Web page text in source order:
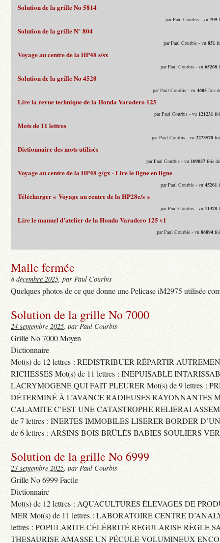
Solution de la grille No 5814
par Paul Courbis - vu709
Solution de la grille N° 804
par Paul Courbis - vu851
Voyage au centre de la HP48 s/sx
par Paul Courbis - vu65268
Solution de la grille No 4520
par Paul Courbis - vu4605 fois
Lire la revue technique de la Honda Varadero 125
par Paul Courbis - vu 121231
Mots de 11 lettres
par Paul Courbis - vu2273578
Dictionnaire des mots utilisés
par Paul Courbis - vu 109037 fois
Voyage au centre de la HP48 g/gx - Lire le ligne en ligne
par Paul Courbis - vu45261
Télécharger « Voyage au centre de la HP28c/s »
par Paul Courbis - vu 11378
Lire le manuel d’atelier de la Honda Varadero 125 v1
par Paul Courbis - vu86894
Malle fermée
8 décembre 2025, par Paul Courbis
Quelques photos de ce que donne une Pelicase iM2975 utilisée
Solution de la grille No 7000
24 septembre 2025, par Paul Courbis
Grille No 7000 Moyen
Dictionnaire
Mot(s) de 12 lettres : REDISTRIBUER RÉPARTIR
RICHESSES Mot(s) de 11 lettres : INEPUISABLE
LACRYMOGENE QUI FAIT PLEURER Mot(s) de 9 lettres :
DÉTERMINÉ À L’AVANCE RADIEUSES RAYONNANTES
CALAMITE C’EST UNE CATASTROPHE RELIERAI
de 7 lettres : INERTES IMMOBILES LISERER BORDER
de 6 lettres : ARSINS BOIS BRÛLÉS BABIES SOULIERS
Solution de la grille No 6999
23 septembre 2025, par Paul Courbis
Grille No 6999 Facile
Dictionnaire
Mot(s) de 12 lettres : AQUACULTURES ÉLEVAGES DE
MER Mot(s) de 11 lettres : LABORATOIRE CENTRE
lettres : POPULARITE CÉLÉBRITÉ REGULARISE RÈGLE
THESAURISE AMASSE UN PÉCULE VOLUMINEUX